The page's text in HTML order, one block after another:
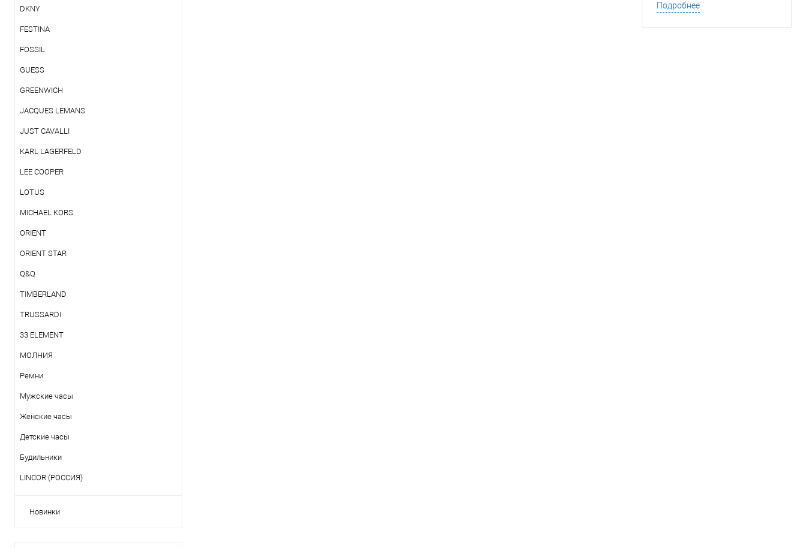
DKNY
FESTINA
FOSSIL
GUESS
GREENWICH
JACQUES LEMANS
JUST CAVALLI
KARL LAGERFELD
LEE COOPER
LOTUS
MICHAEL KORS
ORIENT
ORIENT STAR
Q&Q
TIMBERLAND
TRUSSARDI
33 ELEMENT
МОЛНИЯ
Ремни
Мужские часы
Женские часы
Детские часы
Будильники
LINCOR (РОССИЯ)
Новинки
Подробнее